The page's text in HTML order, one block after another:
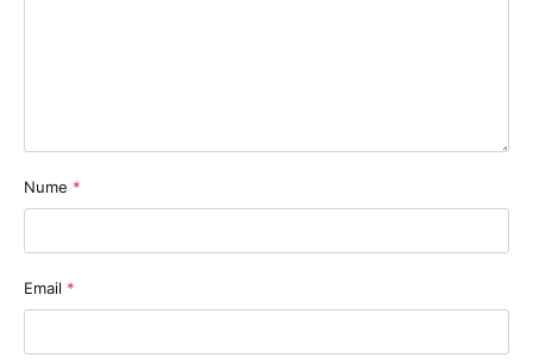
Nume *
Email *